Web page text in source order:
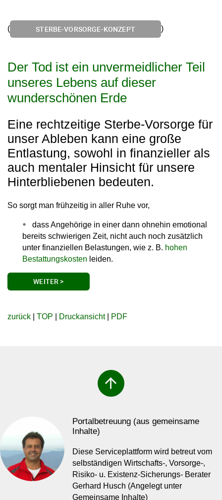
( STERBE-VORSORGE-KONZEPT )
Der Tod ist ein unvermeidlicher Teil
unseres Lebens auf dieser
wunderschönen Erde
Eine rechtzeitige Sterbe-Vorsorge für
unser Ableben kann eine große
Entlastung, sowohl in finanzieller als
auch mentaler Hinsicht für unsere
Hinterbliebenen bedeuten.
So sorgt man frühzeitig in aller Ruhe vor,
dass Angehörige in einer dann ohnehin emotional
bereits schwierigen Zeit, nicht auch noch zusätzlich
unter finanziellen Belastungen, wie z. B. hohen
Bestattungskosten leiden.
WEITER >
zurück TOP Druckansicht| PDF
arrow_upward
Portalbetreuung (aus gemeinsame
Inhalte)
Diese Serviceplattform wird betreut vom
selbständigen Wirtschafts-, Vorsorge-,
Risiko- u. Existenz-Sicherungs- Berater
Gerhard Husch (Angelegt unter
Gemeinsame Inhalte)